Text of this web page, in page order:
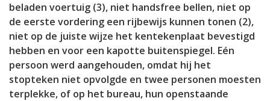
beladen voertuig (3), niet handsfree bellen, niet op
de eerste vordering een rijbewijs kunnen tonen (2),
niet op de juiste wijze het kentekenplaat bevestigd
hebben en voor een kapotte buitenspiegel. Eén
persoon werd aangehouden, omdat hij het
stopteken niet opvolgde en twee personen moesten
terplekke, of op het bureau, hun openstaande